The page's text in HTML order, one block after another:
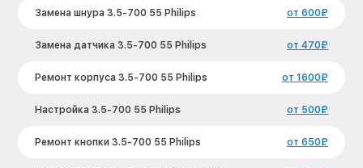
Замена шнура 3.5-700 55 Philips от 600₽
Замена датчика 3.5-700 55 Philips от 470₽
Ремонт корпуса 3.5-700 55 Philips от 1600₽
Настройка 3.5-700 55 Philips от 500₽
Ремонт кнопки 3.5-700 55 Philips от 650₽